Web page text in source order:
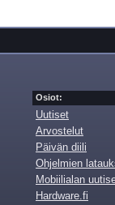
Osiot:
Uutiset
Arvostelut
Päivän diili
Ohjelmien
Mobiilialan
Hardware.fi